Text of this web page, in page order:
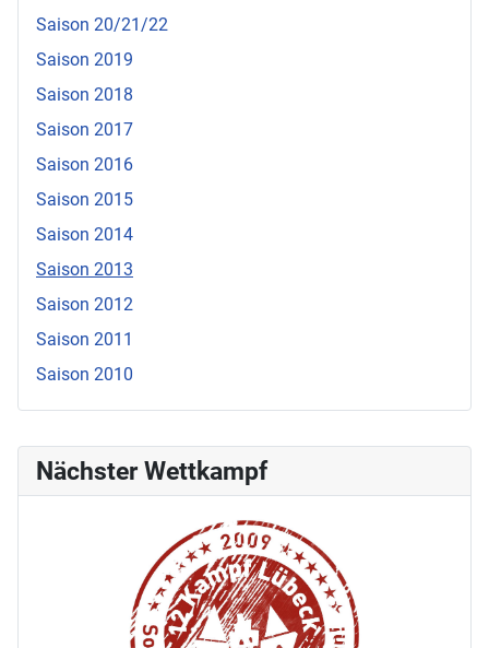
Nächster Wettkampf
Saison 20/21/22
Saison 2019
Saison 2018
Saison 2017
Saison 2016
Saison 2015
Saison 2014
Saison 2013
Saison 2012
Saison 2011
Saison 2010